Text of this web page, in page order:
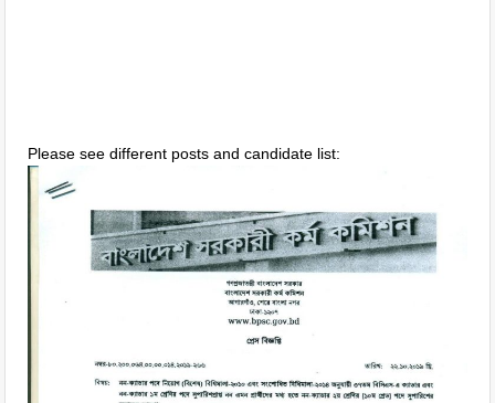
Please see different posts and candidate list: